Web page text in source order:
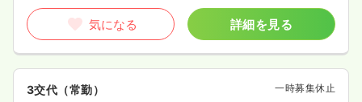
気になる 詳細を見る
3交代（常勤） 一時募集休止